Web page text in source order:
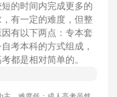
的时间内完成更多的
有一定的难度，但整
有以下两点：专本套
考本科的方式组成，
都是相对简单的。